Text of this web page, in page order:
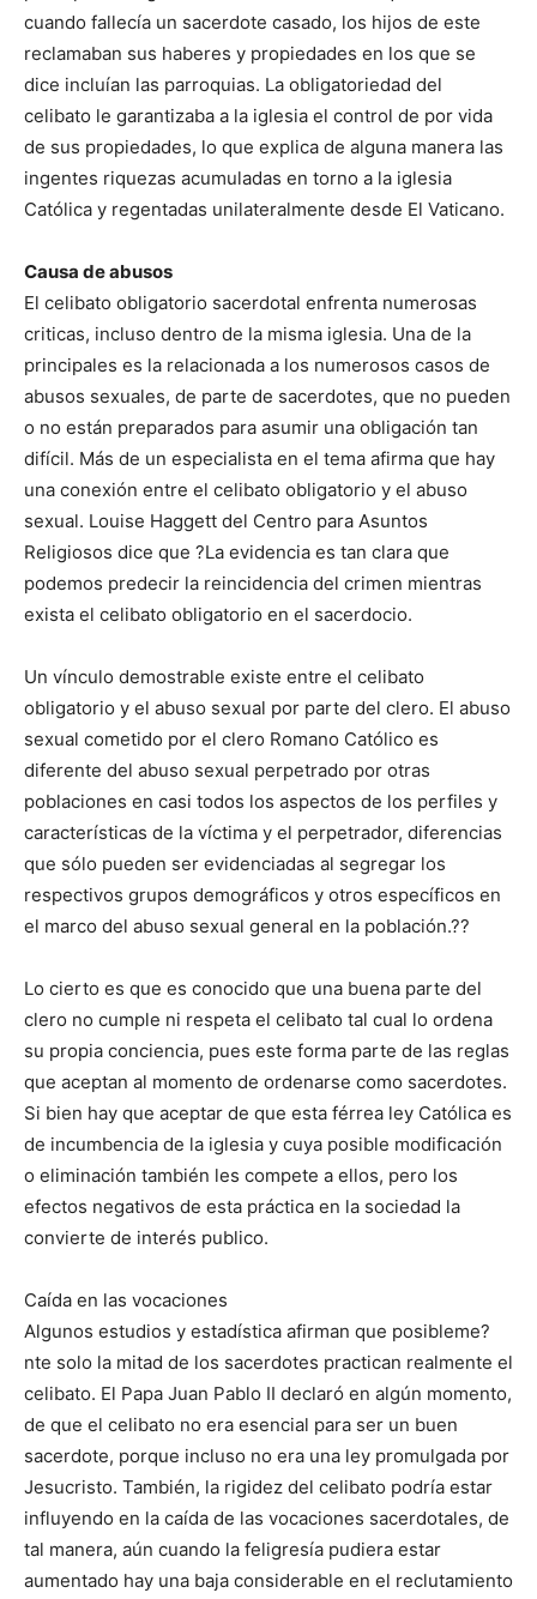
cuando fallecía un sacerdote casado, los hijos de este
reclamaban sus haberes y propiedades en los que se
dice incluían las parroquias. La obligatoriedad del
celibato le garantizaba a la iglesia el control de por vida
de sus propiedades, lo que explica de alguna manera las
ingentes riquezas acumuladas en torno a la iglesia
Católica y regentadas unilateralmente desde El Vaticano.
Causa de abusos
El celibato obligatorio sacerdotal enfrenta numerosas
criticas, incluso dentro de la misma iglesia. Una de la
principales es la relacionada a los numerosos casos de
abusos sexuales, de parte de sacerdotes, que no pueden
o no están preparados para asumir una obligación tan
difícil. Más de un especialista en el tema afirma que hay
una conexión entre el celibato obligatorio y el abuso
sexual. Louise Haggett del Centro para Asuntos
Religiosos dice que ?La evidencia es tan clara que
podemos predecir la reincidencia del crimen mientras
exista el celibato obligatorio en el sacerdocio.
Un vínculo demostrable existe entre el celibato
obligatorio y el abuso sexual por parte del clero. El abuso
sexual cometido por el clero Romano Católico es
diferente del abuso sexual perpetrado por otras
poblaciones en casi todos los aspectos de los perfiles y
características de la víctima y el perpetrador, diferencias
que sólo pueden ser evidenciadas al segregar los
respectivos grupos demográficos y otros específicos en
el marco del abuso sexual general en la población.??
Lo cierto es que es conocido que una buena parte del
clero no cumple ni respeta el celibato tal cual lo ordena
su propia conciencia, pues este forma parte de las reglas
que aceptan al momento de ordenarse como sacerdotes.
Si bien hay que aceptar de que esta férrea ley Católica es
de incumbencia de la iglesia y cuya posible modificación
o eliminación también les compete a ellos, pero los
efectos negativos de esta práctica en la sociedad la
convierte de interés publico.
Caída en las vocaciones
Algunos estudios y estadística afirman que posibleme?
nte solo la mitad de los sacerdotes practican realmente el
celibato. El Papa Juan Pablo II declaró en algún momento,
de que el celibato no era esencial para ser un buen
sacerdote, porque incluso no era una ley promulgada por
Jesucristo. También, la rigidez del celibato podría estar
influyendo en la caída de las vocaciones sacerdotales, de
tal manera, aún cuando la feligresía pudiera estar
aumentado hay una baja considerable en el reclutamiento